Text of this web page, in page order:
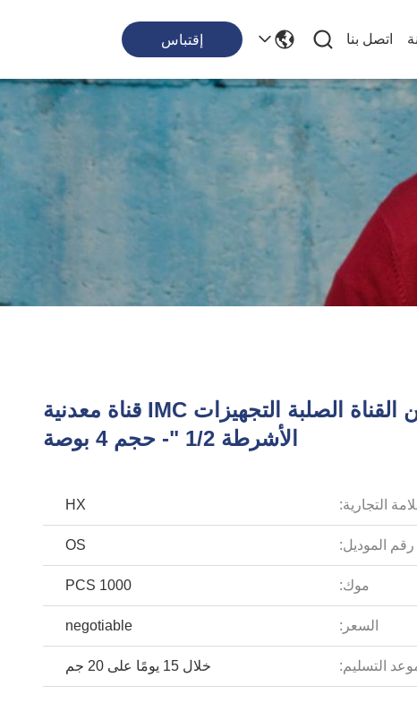
اتصل بنا إقتباس
المجلفن القناة الصلبة التجهيزات IMC قناة معدنية
الأشرطة 1/2 "- حجم 4 بوصة
التجارية: HX
رقم الموديل: OS
موك: 1000 PCS
السعر: negotiable
التسليم: خلال 15 يومًا على 20 جم